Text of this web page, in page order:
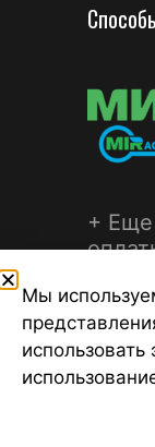
+ Еще
©2026
Мы
использовать